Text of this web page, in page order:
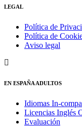
LEGAL
Política de
Política de
Aviso legal
EN ESPAÑA ADULTOS
Idiomas In-
Licencias Inglés
Evaluación